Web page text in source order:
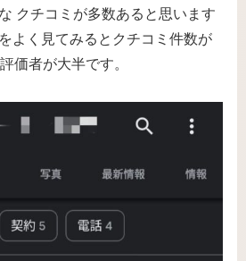
クチコミが多数あると思います
よく見てみるとクチコミ件数が
価者が大半です。